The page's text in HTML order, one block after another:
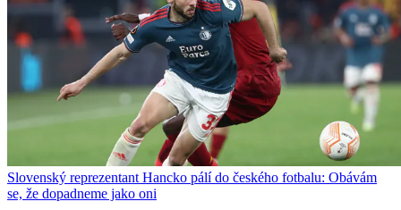
Slovenský reprezentant Hancko pálí do českého fotbalu: Obávám
se, že dopadneme jako oni